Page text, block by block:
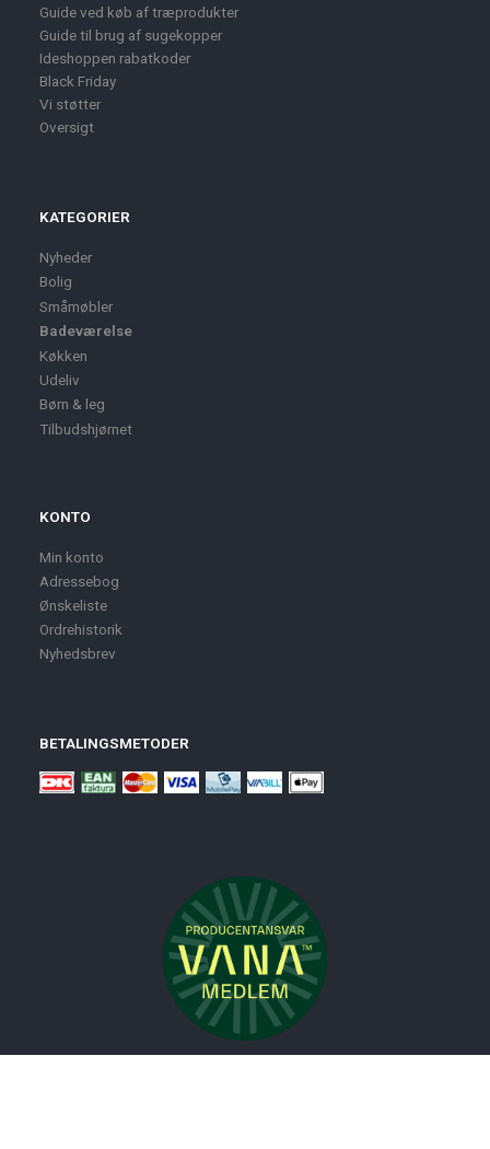
Guide ved køb af træprodukter
Guide til brug af sugekopper
Ideshoppen rabatkoder
Black Friday
Vi støtter
Oversigt
KATEGORIER
Nyheder
Bolig
Småmøbler
Badeværelse
Køkken
Udeliv
Børn & leg
Tilbudshjørnet
KONTO
Min konto
Adressebog
Ønskeliste
Ordrehistorik
Nyhedsbrev
BETALINGSMETODER